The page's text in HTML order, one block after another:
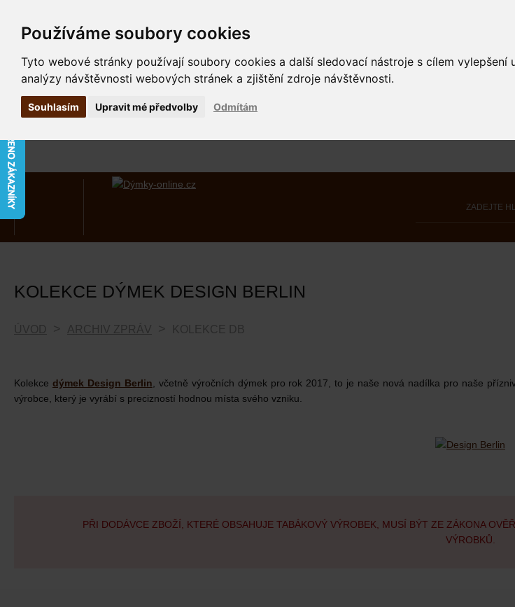
Používáme soubory cookies
Tyto webové stránky používají soubory cookies a další sledovací nástroje s cílem
analýzy návštěvnosti webových stránek a zjištění zdroje návštěvnosti.
Souhlasím Odmítám
Upravit mé předvolby
KOLEKCE DÝMEK DESIGN BERLIN
ÚVOD ARCHIV ZPRÁV KOLEKCE DB
Kolekce dýmek Design Berlin , včetně výročních dýmek pro rok 2017, to je naše nová nadílka pro naše
výrobce, který je vyrábí s precizností hodnou místa svého vzniku.
PŘI DODÁVCE ZBOŽÍ, KTERÉ OBSAHUJE TABÁKOVÝ VÝROBEK, MUSÍ BÝT ZE ZÁKONA
VÝROBKŮ.